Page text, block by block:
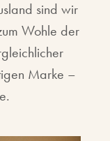
sind wir
Wohle der
Marke –